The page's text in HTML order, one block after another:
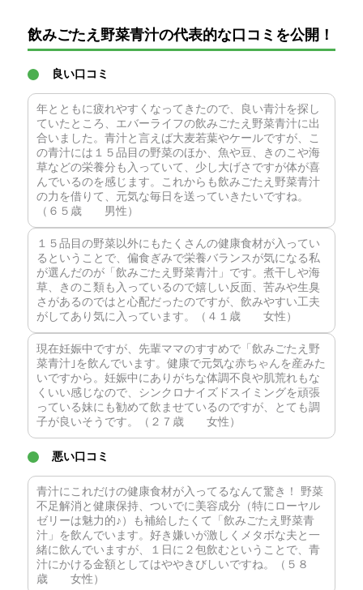
飲みごたえ野菜青汁の代表的な口コミを公開！
良い口コミ
年とともに疲れやすくなってきたので、良い青汁を探し
ていたところ、エバーライフの飲みごたえ野菜青汁に出
合いました。青汁と言えば大麦若葉やケールですが、こ
の青汁には１５品目の野菜のほか、魚や豆、きのこや海
草などの栄養分も入っていて、少し大げさですが体が喜
んでいるのを感じます。これからも飲みごたえ野菜青汁
の力を借りて、元気な毎日を送っていきたいですね。
（６５歳 男性）
１５品目の野菜以外にもたくさんの健康食材が入ってい
るということで、偏食ぎみで栄養バランスが気になる私
が選んだのが「飲みごたえ野菜青汁」です。煮干しや海
草、きのこ類も入っているので嬉しい反面、苦みや生臭
さがあるのではと心配だったのですが、飲みやすい工夫
がしてあり気に入っています。（４１歳 女性）
現在妊娠中ですが、先輩ママのすすめで「飲みごたえ野
菜青汁｣を飲んでいます。健康で元気な赤ちゃんを産みた
いですから。妊娠中にありがちな体調不良や肌荒れもな
くいい感じなので、シンクロナイズドスイミングを頑張
っている妹にも勧めて飲ませているのですが、とても調
子が良いそうです。（２７歳 女性）
悪い口コミ
青汁にこれだけの健康食材が入ってるなんて驚き！ 野菜
不足解消と健康保持、ついでに美容成分（特にローヤル
ゼリーは魅力的♪）も補給したくて「飲みごたえ野菜青
汁」を飲んでいます。好き嫌いが激しくメタボな夫と一
緒に飲んでいますが、１日に２包飲むということで、青
汁にかける金額としてはややきびしいですね。（５８
歳 女性）